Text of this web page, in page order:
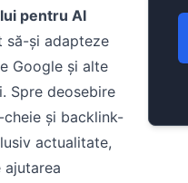
pentru AI
să-și adapteze
Google și alte
Spre deosebire
și backlink-
actualitate,